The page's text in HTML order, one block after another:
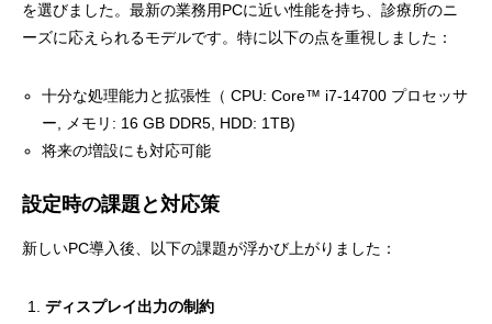
を選びました。最新の業務用PCに近い性能を持ち、診療所のニ
ーズに応えられるモデルです。特に以下の点を重視しました：
十分な処理能力と拡張性（ CPU: Core™ i7-14700 プロセッサ
ー, メモリ: 16 GB DDR5, HDD: 1TB)
将来の増設にも対応可能
設定時の課題と対応策
新しいPC導入後、以下の課題が浮かび上がりました：
ディスプレイ出力の制約